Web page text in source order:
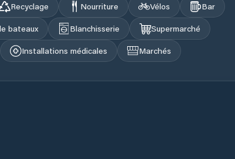
Recyclage Nourriture Vélos
Bar
bateaux
Blanchisserie
Supermarché
Installations médicales Marchés